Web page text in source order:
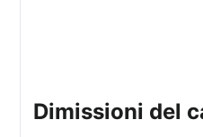
Dimissioni del